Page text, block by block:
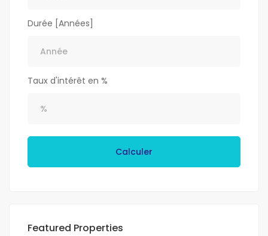
Durée [Années]
Taux d'intérêt en %
Calculer
Featured Properties